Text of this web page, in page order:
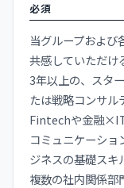
必須
当グループおよび
共感していただけ
3年以上の、スタ
たは戦略コンサル
Fintechや金融
コミュニケーシ
ジネスの基礎スキ
複数の社内関係部